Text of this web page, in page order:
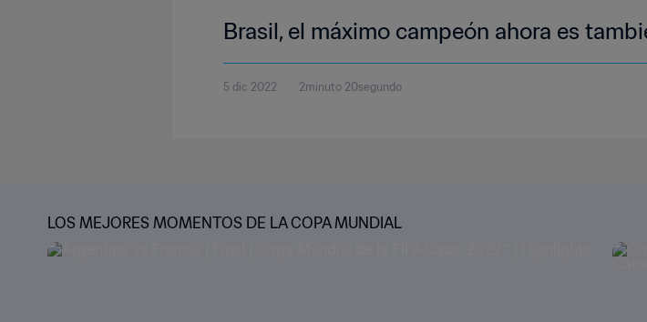
Brasil, el máximo campeón ahora es
5 dic 2022 2minuto 20segundo
LOS MEJORES MOMENTOS DE LA COPA MUNDIAL